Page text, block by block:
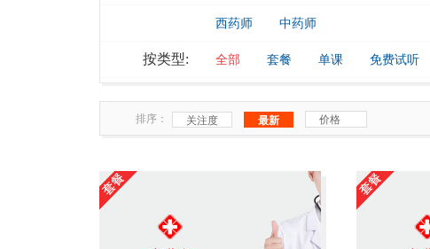
西药师 中药师
按类型: 全部 套餐 单课 免费试听
排序： 关注度 最新 价格